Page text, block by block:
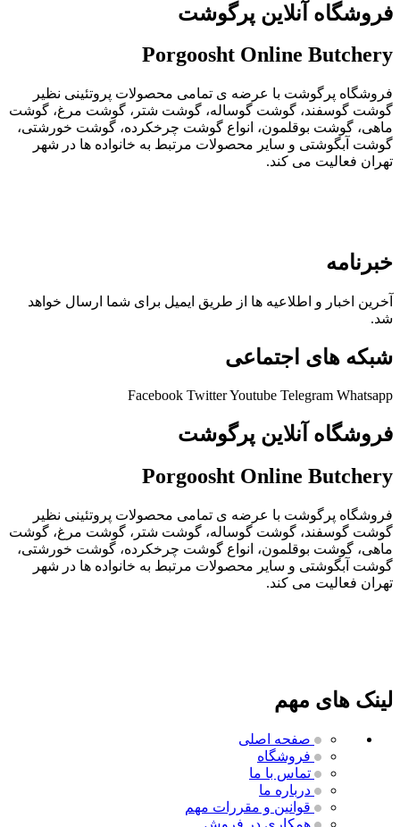
فروشگاه آنلاین پرگوشت
Porgoosht Online Butchery
فروشگاه پرگوشت با عرضه ی تمامی محصولات پروتئینی نظیر
گوشت گوسفند، گوشت گوساله، گوشت شتر، گوشت مرغ، گوشت
ماهی، گوشت بوقلمون، انواع گوشت چرخکرده، گوشت خورشتی،
گوشت آبگوشتی و سایر محصولات مرتبط به خانواده ها در شهر
تهران فعالیت می کند.
خبرنامه
آخرین اخبار و اطلاعیه ها از طریق ایمیل برای شما ارسال خواهد
شد.
شبکه های اجتماعی
Facebook TwitterYoutube Telegram Whatsapp
فروشگاه آنلاین پرگوشت
Porgoosht Online Butchery
فروشگاه پرگوشت با عرضه ی تمامی محصولات پروتئینی نظیر
گوشت گوسفند، گوشت گوساله، گوشت شتر، گوشت مرغ، گوشت
ماهی، گوشت بوقلمون، انواع گوشت چرخکرده، گوشت خورشتی،
گوشت آبگوشتی و سایر محصولات مرتبط به خانواده ها در شهر
تهران فعالیت می کند.
لینک های مهم
صفحه اصلی
فروشگاه
تماس با ما
درباره ما
قوانین و مقررات مهم
همکاری در فروش